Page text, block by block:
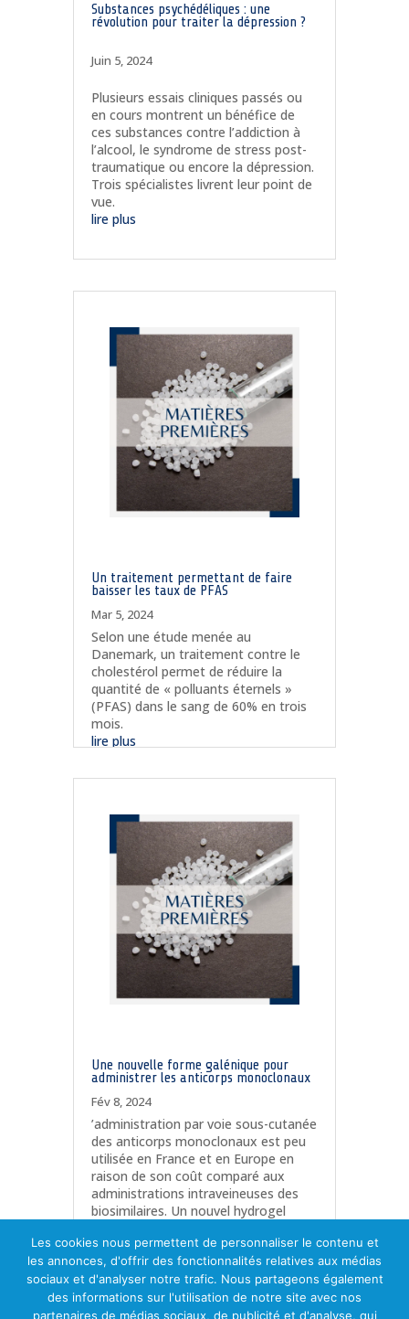
Substances psychédéliques : une
révolution pour traiter la dépression ?
Juin 5, 2024
Plusieurs essais cliniques passés ou
en cours montrent un bénéfice de
ces substances contre l’addiction à
l’alcool, le syndrome de stress post-
traumatique ou encore la dépression.
Trois spécialistes livrent leur point de
vue.
lire plus
Un traitement permettant de faire
baisser les taux de PFAS
Mar 5, 2024
Selon une étude menée au
Danemark, un traitement contre le
cholestérol permet de réduire la
quantité de « polluants éternels »
(PFAS) dans le sang de 60% en trois
mois.
lire plus
Une nouvelle forme galénique pour
administrer les anticorps monoclonaux
Fév 8, 2024
’administration par voie sous-cutanée
des anticorps monoclonaux est peu
utilisée en France et en Europe en
raison de son coût comparé aux
administrations intraveineuses des
biosimilaires. Un nouvel hydrogel
va résoudre cette difficulté.
lire plus
Page 2 sur
5
« 1 2 3 4 5 »
Les cookies nous permettent de personnaliser le contenu et
les annonces, d'offrir des fonctionnalités relatives aux médias
sociaux et d'analyser notre trafic. Nous partageons également
des informations sur l'utilisation de notre site avec nos
partenaires de médias sociaux, de publicité et d'analyse, qui